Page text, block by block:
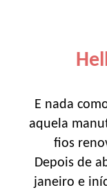
E nada
aquela
fios
Depois de
janeiro e